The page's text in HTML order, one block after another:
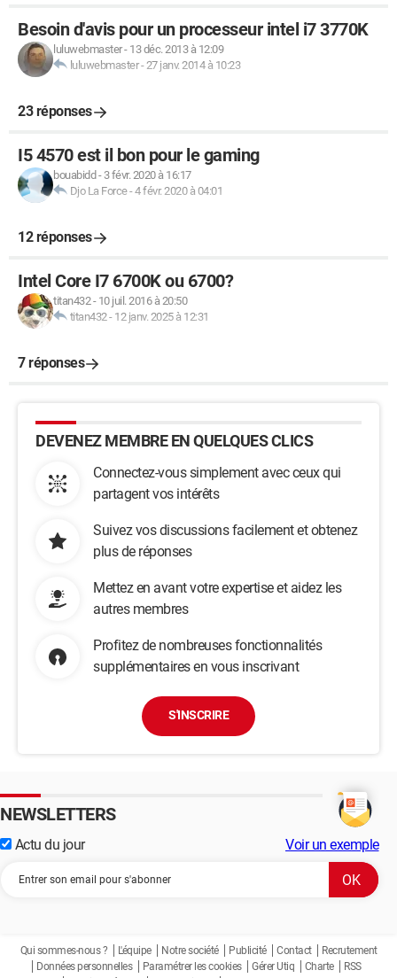
Besoin d'avis pour un processeur intel i7 3770K
luluwebmaster- 13 déc. 2013 à 12:09
luluwebmaster-27 janv. 2014 à 10:23
23 réponses
I5 4570 est il bon pour le gaming
bouabidd - 3 févr. 2020 à 16:17
Djo La Force-4 févr. 2020 à 04:01
12 réponses
Intel Core I7 6700K ou 6700?
titan432- 10 juil. 2016 à 20:50
titan432- 12 janv. 2025 à 12:31
7 réponses
DEVENEZ MEMBRE EN QUELQUES CLICS
Connectez-vous simplement avec ceux qui
partagent vos intérêts
Suivez vos discussions facilement et obtenez
plus de réponses
Mettez en avant votre expertise et aidez les
autres membres
Profitez de nombreuses fonctionnalités
supplémentaires en vous inscrivant
S'INSCRIRE
NEWSLETTERS
Actu du jour Voir un exemple
Qui sommes-nous ? L'équipe Notre société Publicité Contact
Recrutement
Données personnelles
Paramétrer les cookies Gérer Utiq Charte
RSS